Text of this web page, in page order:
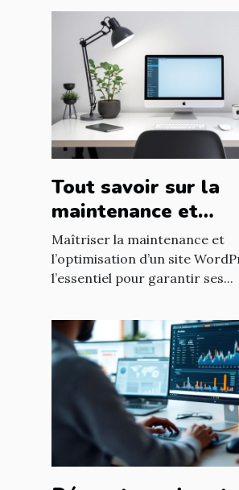
Tout savoir sur la
maintenance et
l'optimisation de
WordPress
Maîtriser la maintenance et
l’optimisation d’un site
l’essentiel pour garantir ses...